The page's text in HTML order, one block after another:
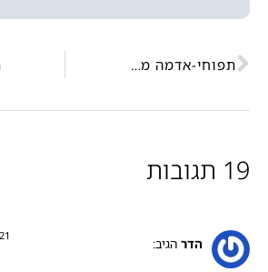
תפוחי-אדמה מעוכים
19 תגובות
הדר הגיב:
21 בפברואר 2023 בשעה 20:11